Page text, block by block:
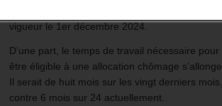
vigueur le 1er décembre 2024.
D’une part, le temps de travail nécessaire pour
être éligible à une allocation chômage s’allonge.
Il serait de huit mois sur les vingt derniers mois,
contre 6 mois sur 24 actuellement.